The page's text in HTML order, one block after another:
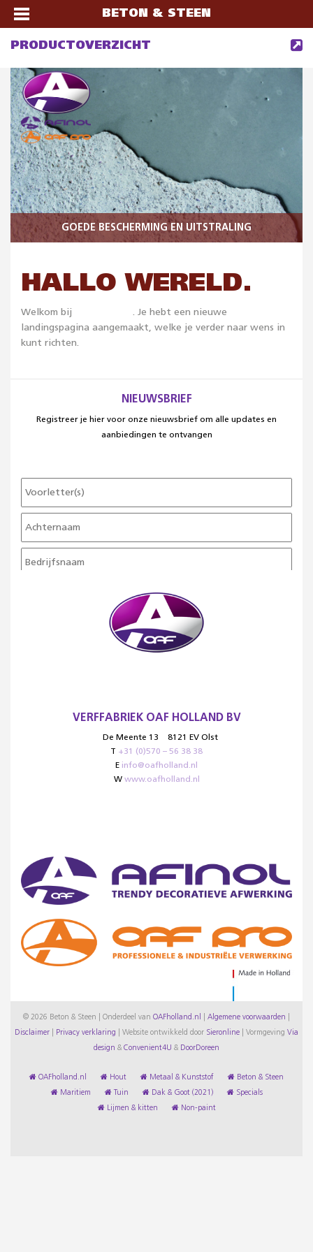
BETON & STEEN
PRODUCTOVERZICHT
GOEDE BESCHERMING EN UITSTRALING
HALLO WERELD.
Welkom bij
. Je hebt een nieuwe
landingspagina aangemaakt, welke je verder naar wens in
kunt richten.
NIEUWSBRIEF
Registreer je hier voor onze nieuwsbrief om alle updates en
aanbiedingen te ontvangen
VERFFABRIEK OAF HOLLAND BV
De Meente 13
8121 EV Olst
T +31 (0)570 – 56 38 38
E info@oafholland.nl
W www.oafholland.nl
© 2026 Beton & Steen | Onderdeel van OAFholland.nl Algemene voorwaarden
Disclaimer Privacy verklaring Website ontwikkeld door Sieronline Vormgeving Via
design & Convenient4U & DoorDoreen
OAFholland.nl Hout Metaal & Kunststof Beton & Steen
Maritiem Tuin Dak & Goot (2021) Specials
Lijmen & kitten Non-paint